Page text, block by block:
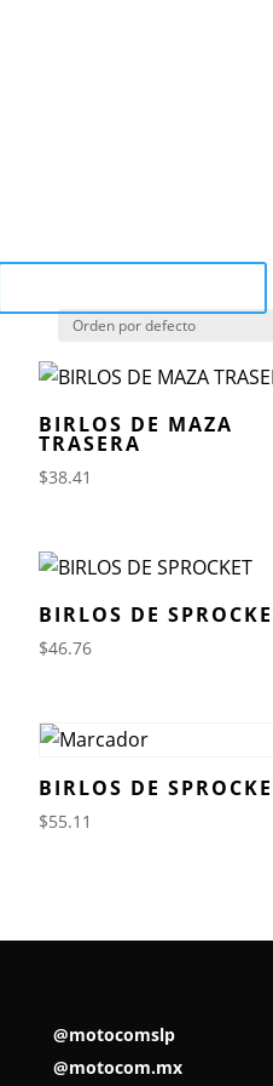
BIRLOS DE MAZA
TRASERA
$38.41
BIRLOS DE
$46.76
BIRLOS DE
$55.11
@motocomslp
@motocom.mx